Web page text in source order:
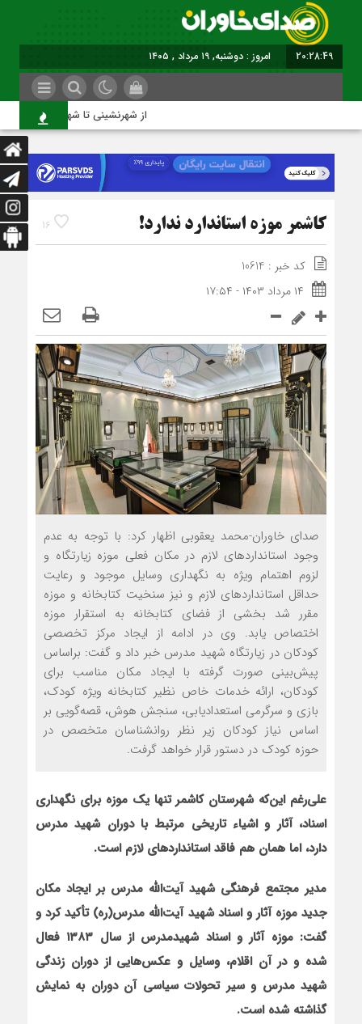
20:28:49 امروز : دوشنبه, ۱۹ مرداد , ۱۴۰۵
از شهرنشینی تا شهروندی
16 کاشمر موزه استاندارد ندارد!
کد خبر : 10614
۱۴ مرداد ۱۴۰۳ - ۱۷:۵۴
صدای خاوران-محمد یعقوبی اظهار کرد: با توجه به عدم
وجود استانداردهای لازم در مکان فعلی موزه زیارتگاه و
لزوم اهتمام ویژه به نگهداری وسایل موجود و رعایت
حداقل استانداردهای لازم و نیز سنخیت کتابخانه و موزه
مقرر شد بخشی از فضای کتابخانه به استقرار موزه
اختصاص یابد. وی در ادامه از ایجاد مرکز تخصصی
کودکان در زیارتگاه شهید مدرس خبر داد و گفت: براساس
پیش‌بینی صورت گرفته با ایجاد مکان مناسب برای
کودکان، ارائه خدمات خاص نظیر کتابخانه ویژه کودک،
بازی و سرگرمی استعدادیابی، سنجش هوش، قصه‌گویی بر
اساس نیاز کودکان زیر نظر روانشناسان متخصص در
حوزه کودک در دستور قرار خواهد گرفت.
علی‌رغم این‌که شهرستان کاشمر تنها یک موزه برای نگهداری
اسناد، آثار و اشیاء تاریخی مرتبط با دوران شهید مدرس
دارد، اما همان هم فاقد استانداردهای لازم است.
مدیر مجتمع فرهنگی شهید آیت‌الله مدرس بر ایجاد مکان
جدید موزه آثار و اسناد شهید آیت‌الله مدرس(ره) تأکید کرد و
گفت: موزه آثار و اسناد شهیدمدرس از سال ۱۳۸۳ فعال
شده و در آن اقلام، وسایل و عکس‌هایی از دوران زندگی
شهید مدرس و سیر تحولات سیاسی آن دوران به نمایش
گذاشته شده است.